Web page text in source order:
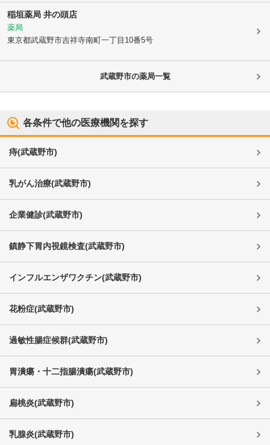
稲垣薬局 井の頭店
薬局
東京都武蔵野市吉祥寺南町一丁目10番5号
武蔵野市の薬局一覧
各条件で他の医療機関を探す
痔(武蔵野市)
乳がん治療(武蔵野市)
企業健診(武蔵野市)
鎮静下胃内視鏡検査(武蔵野市)
インフルエンザワクチン(武蔵野市)
花粉症(武蔵野市)
過敏性腸症候群(武蔵野市)
胃潰瘍・十二指腸潰瘍(武蔵野市)
扁桃炎(武蔵野市)
乳腺炎(武蔵野市)